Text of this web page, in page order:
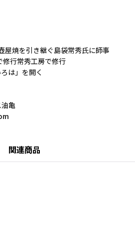
屋焼を引き継ぐ島袋常秀氏に師事
修行常秀工房で修行
は」を開く
亀
関連商品